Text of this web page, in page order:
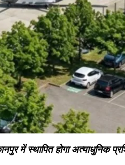
में स्थापित होगा अत्याधुनिक